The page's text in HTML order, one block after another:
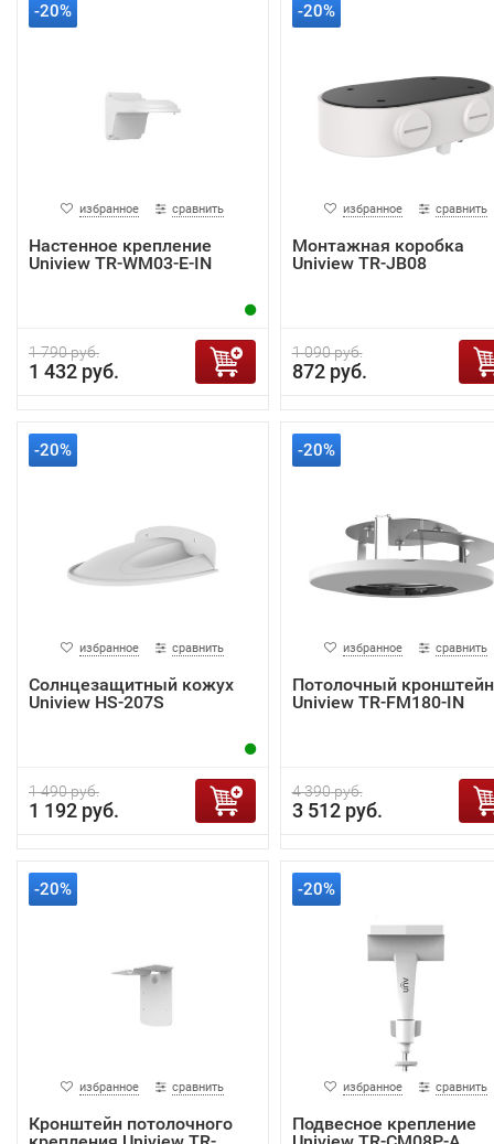
-20%
избранное сравнить
Настенное крепление
Uniview TR-WM03-E-IN
1 790 руб.
1 432 руб.
-20%
избранное сравнить
Монтажная коробка
Uniview TR-JB08
1 090 руб.
872 руб.
-20%
избранное сравнить
Солнцезащитный кожух
Uniview HS-207S
1 490 руб.
1 192 руб.
-20%
избранное сравнить
Потолочный кронштейн
Uniview TR-FM180-IN
4 390 руб.
3 512 руб.
-20%
избранное сравнить
Кронштейн потолочного
-20%
избранное сравнить
Подвесное крепление